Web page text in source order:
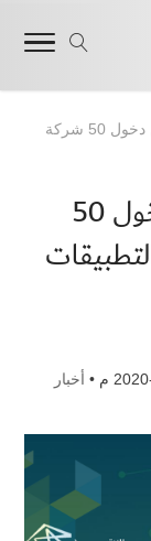
برنامج “رواد التقنية” يعلن دخول 50 شركة
برنامج “رواد التقنية” يعلن دخول 50
أخبار